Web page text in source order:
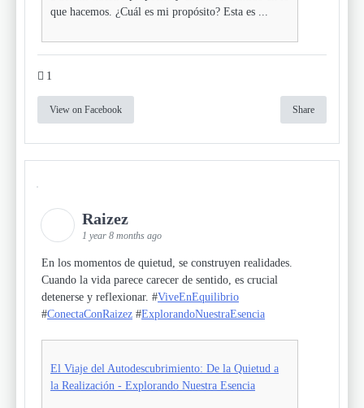
que hacemos. ¿Cuál es mi propósito? Esta es ...
1
View on Facebook Share
Raizez
1 year 8 months ago
En los momentos de quietud, se construyen realidades.
Cuando la vida parece carecer de sentido, es crucial
detenerse y reflexionar. #ViveEnEquilibrio
#ConectaConRaizez #ExplorandoNuestraEsencia
El Viaje del Autodescubrimiento: De la Quietud a
la Realización - Explorando Nuestra Esencia